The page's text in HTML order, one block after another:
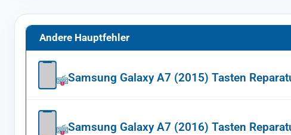
Andere Hauptfehler
Samsung Galaxy A7 (2015) Tasten
Samsung Galaxy A7 (2016) Tasten